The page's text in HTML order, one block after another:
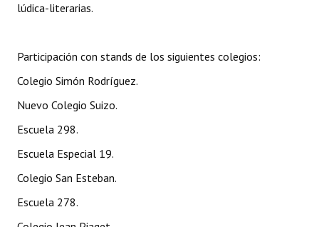
Registros y Distinciones
Premio al Mérito - Registro
Mujeres que Dejaron Huellas - Registro
Periodistas Decanos - Registro
Ciudadano Ilustre - Registro
lúdica-literarias.
Participación con stands de los siguientes colegios:
Colegio Simón Rodríguez.
Nuevo Colegio Suizo.
Escuela 298.
Escuela Especial 19.
Colegio San Esteban.
Escuela 278.